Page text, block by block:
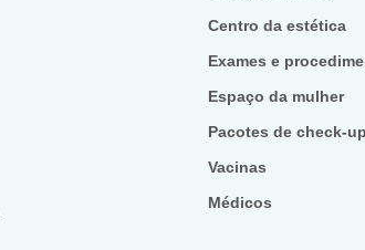
Centro da estética
Exames e
Espaço da mulher
Pacotes de check-up
Vacinas
Médicos